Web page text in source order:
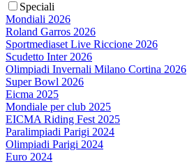
Speciali
Mondiali 2026
Roland Garros 2026
Sportmediaset Live Riccione 2026
Scudetto Inter 2026
Olimpiadi Invernali Milano Cortina 2026
Super Bowl 2026
Eicma 2025
Mondiale per club 2025
EICMA Riding Fest 2025
Paralimpiadi Parigi 2024
Olimpiadi Parigi 2024
Euro 2024